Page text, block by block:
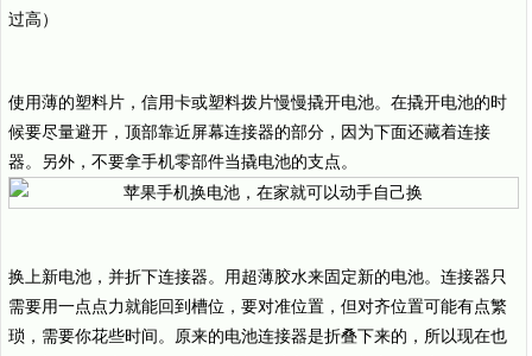
过高）
使用薄的塑料片，信用卡或塑料拨片慢慢撬开电池。在撬开电池的时
候要尽量避开，顶部靠近屏幕连接器的部分，因为下面还藏着连接
器。另外，不要拿手机零部件当撬电池的支点。
换上新电池，并折下连接器。用超薄胶水来固定新的电池。连接器只
需要用一点点力就能回到槽位，要对准位置，但对齐位置可能有点繁
琐，需要你花些时间。原来的电池连接器是折叠下来的，所以现在也